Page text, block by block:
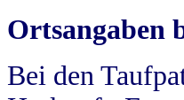
Ortsangaben
Bei den